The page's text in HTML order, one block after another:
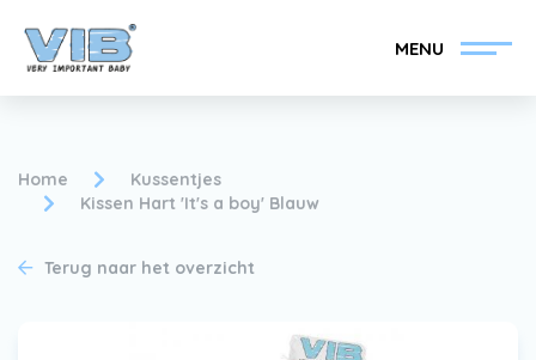
MENU
VIB®-Dealer worden
Over VIB®
Home
Kussentjes
Kissen Hart 'It's a boy' Blauw
Terug naar het overzicht